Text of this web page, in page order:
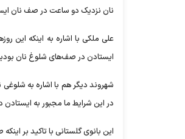
نان نزدیک دو ساعت در صف نان
علی ملکی با اشاره به اینکه این
ایستادن در صف‌های شلوغ نان
در این شرایط ما مجبور به
این بانوی گلستانی با تاکید بر